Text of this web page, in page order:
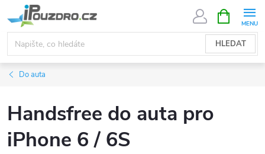
na
obsah
HLEDAT
NÁKUPNÍ
KOŠÍK
Do auta
Handsfree do auta pro
iPhone 6 / 6S